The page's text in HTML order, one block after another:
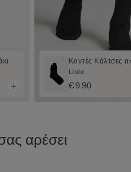
Κοντές Κάλτσες
Lisle
€9.90
αρέσει